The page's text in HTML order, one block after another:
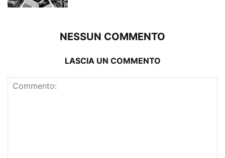
NESSUN COMMENTO
LASCIA UN COMMENTO